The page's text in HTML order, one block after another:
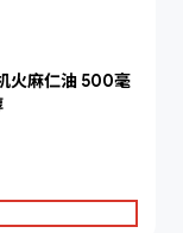
火麻仁油 500毫